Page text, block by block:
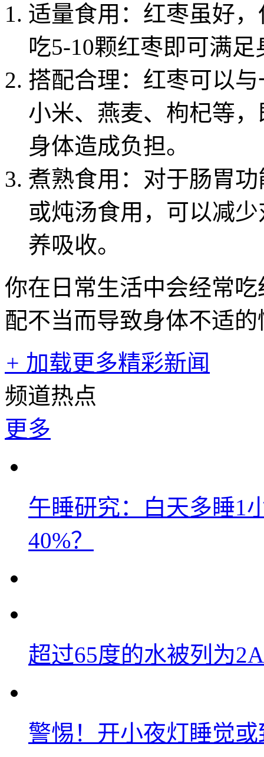
适量食用：红枣虽好
吃5-10颗红枣即可满
搭配合理：红枣可以
小米、燕麦、枸杞等
身体造成负担。
煮熟食用：对于肠胃
或炖汤食用，可以减
养吸收。
你在日常生活中会经常
配不当而导致身体不适
+ 加载更多精彩新闻
频道热点
更多
午睡研究：白天多睡1
40%？
超过65度的水被列为
警惕！开小夜灯睡觉